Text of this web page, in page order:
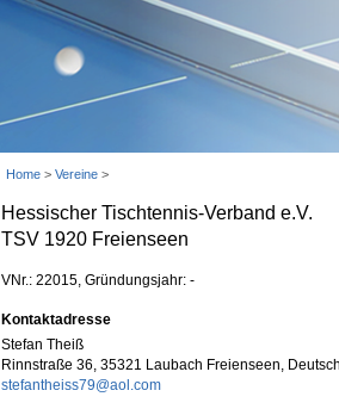
Home > Vereine >
Hessischer Tischtennis-Verband e.V.
TSV 1920 Freienseen
VNr.: 22015, Gründungsjahr: -
Kontaktadresse
Stefan Theiß
Rinnstraße 36, 35321 Laubach Freienseen,
stefantheiss79@aol.com